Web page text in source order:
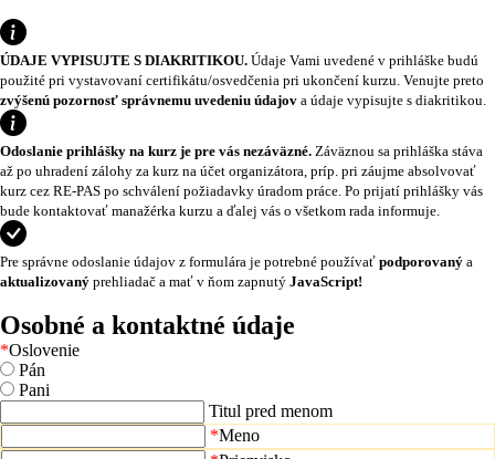
ÚDAJE VYPISUJTE S DIAKRITIKOU. Údaje Vami uvedené v prihláške budú
použité pri vystavovaní certifikátu/osvedčenia pri ukončení kurzu. Venujte preto
zvýšenú pozornosť správnemu uvedeniu údajov a údaje vypisujte s diakritikou.
Odoslanie prihlášky na kurz je pre vás nezáväzné. Záväznou sa prihláška stáva
až po uhradení zálohy za kurz na účet organizátora, príp. pri záujme absolvovať
kurz cez RE-PAS po schválení požiadavky úradom práce. Po prijatí prihlášky vás
bude kontaktovať manažérka kurzu a ďalej vás o všetkom rada informuje.
Pre správne odoslanie údajov z formulára je potrebné používať podporovaný a
aktualizovaný prehliadač a mať v ňom zapnutý JavaScript!
Osobné a kontaktné údaje
*Oslovenie
Pán
Pani
Titul pred menom
*Meno